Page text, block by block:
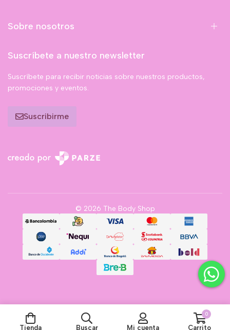
Sobre nosotros
Suscríbete a nuestro newsletter
Suscríbete para recibir noticias sobre nuestros productos,
promociones y eventos.
Suscribirme
© 2026 The Body Shop
Tienda Buscar Mi cuenta
0
Carrito